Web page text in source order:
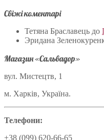
Свіжі коментарі
Тетяна Браславець до
Эридана
Магазин «Сальвадор»
вул. Мистецтв, 1
м. Харків, Україна.
Телефони:
+38 (099) 620-66-65